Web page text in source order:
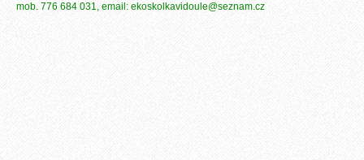
mob. 776 684 031, email: ekoskolkavidoule@seznam.cz